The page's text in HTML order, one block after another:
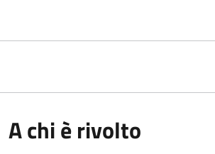
A chi è rivolto